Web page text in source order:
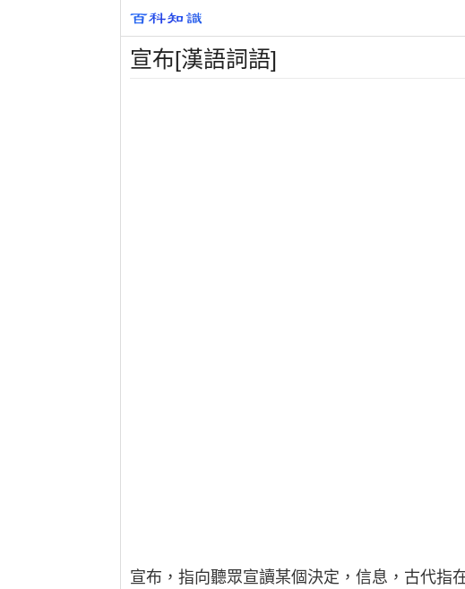
宣布[漢語詞語]
宣布，指向聽眾宣讀某個決定，信息，古代指